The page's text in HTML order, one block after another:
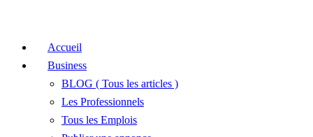
Accueil
Business
BLOG ( Tous les articles )
Les Professionnels
Tous les Emplois